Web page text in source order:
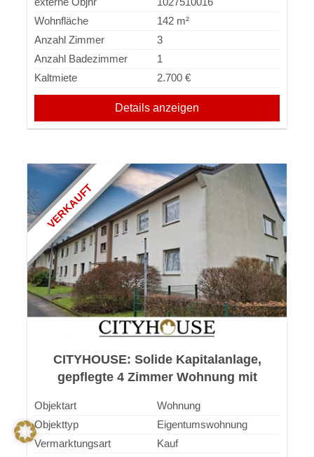
Wohnfläche
142 m²
Anzahl Zimmer
3
Anzahl Badezimmer
1
Kaltmiete
2.700 €
Details anzeigen
VERKAUFT
CITYHOUSE: Solide Kapitalanlage,
gepflegte 4 Zimmer Wohnung mit
Objektart
Wohnung
Objekttyp
Eigentumswohnung
Vermarktungsart
Kauf